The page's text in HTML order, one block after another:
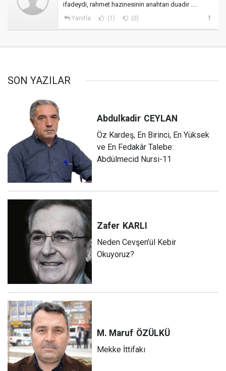
ifadeydi, rahmet hazinesinin anahtarı duadır ....
Yanıtla (1) (0)
SON YAZILAR
Abdulkadir CEYLAN
Öz Kardeş, En Birinci, En Yüksek
ve En Fedakâr Talebe:
Abdülmecid Nursi-11
Zafer KARLI
Neden Cevşen’ül Kebir
Okuyoruz?
M. Maruf ÖZÜLKÜ
Mekke İttifakı